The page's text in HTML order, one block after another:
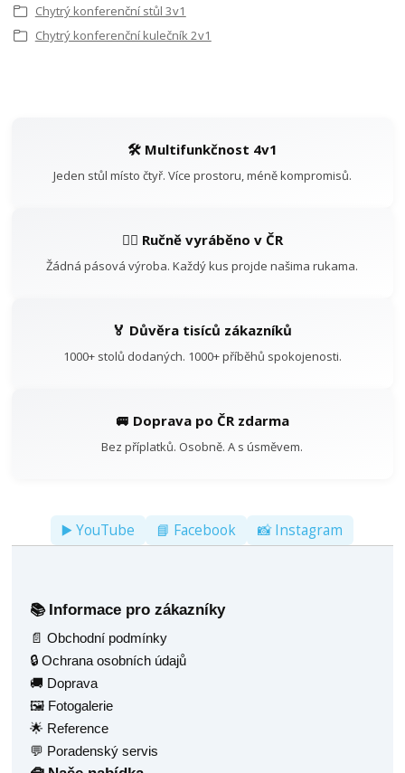
Chytrý konferenční stůl 3v1
Chytrý konferenční kulečník 2v1
🛠️ Multifunkčnost 4v1
Jeden stůl místo čtyř. Více prostoru, méně kompromisů.
👷‍♂️ Ručně vyráběno v ČR
Žádná pásová výroba. Každý kus projde našima rukama.
🏅 Důvěra tisíců zákazníků
1000+ stolů dodaných. 1000+ příběhů spokojenosti.
🚐 Doprava po ČR zdarma
Bez příplatků. Osobně. A s úsměvem.
▶️ YouTube 📘 Facebook 📸 Instagram
📚 Informace pro zákazníky
📄 Obchodní podmínky
🔒 Ochrana osobních údajů
🚚 Doprava
🖼️ Fotogalerie
🌟 Reference
💬 Poradenský servis